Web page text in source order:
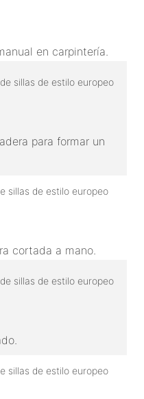
en carpintería.
para formar un
cortada a mano.